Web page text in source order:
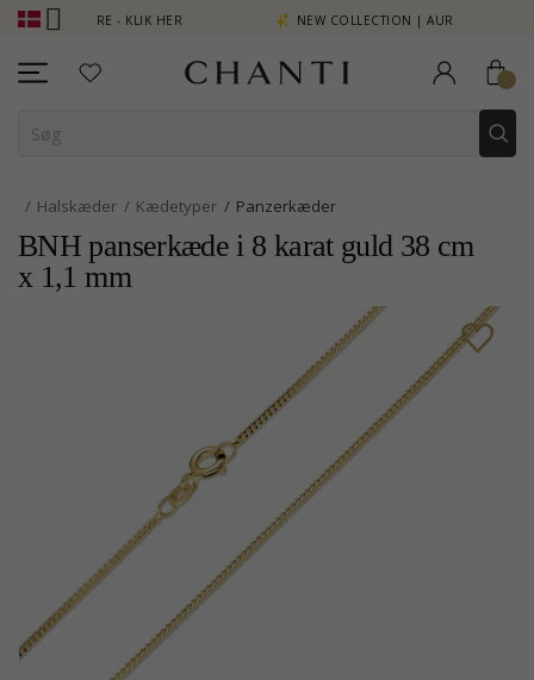
SE MERE - KLIK HER NEW COLLECTION | AURA
Halskæder Kædetyper Panzerkæder
BNH panserkæde i 8 karat guld 38 cm
x 1,1 mm